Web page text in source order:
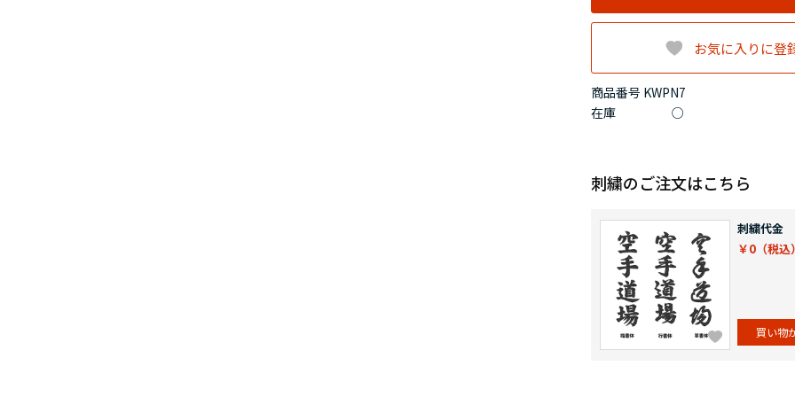
商品番号 KWPN7
在庫
○
お気に入りに登
刺繍のご注文はこちら
刺繍代金
￥0
買い物